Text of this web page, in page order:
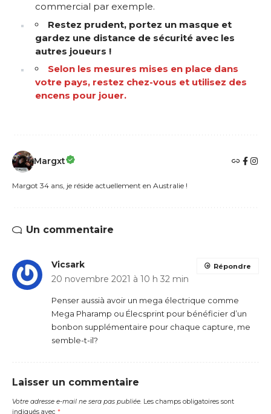
commercial par exemple.
Restez prudent, portez un masque et
gardez une distance de sécurité avec les
autres joueurs !
Selon les mesures mises en place dans
votre pays, restez chez-vous et utilisez des
encens pour jouer.
Margxt
Margot 34 ans, je réside actuellement en Australie !
Un commentaire
Vicsark
20 novembre 2021 à 10 h 32 min
Penser aussià avoir un mega électrique comme
Mega Pharamp ou Élecsprint pour bénéficier d’un
bonbon supplémentaire pour chaque capture, me
semble-t-il?
Répondre
Laisser un commentaire
Votre adresse e-mail ne sera pas publiée. Les champs obligatoires sont
indiqués avec *